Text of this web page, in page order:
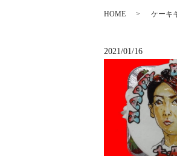
HOME ケーキ
2021/01/16